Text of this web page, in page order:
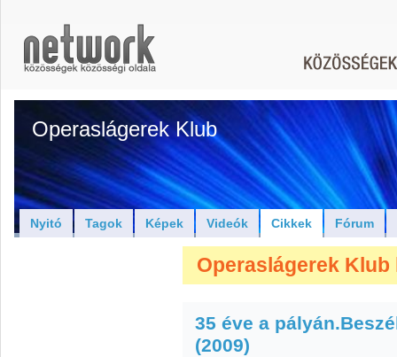
Operaslágerek Klub
Nyitó Tagok Képek Videók Cikkek Fórum
Operaslágerek Klub
35 éve a
(2009)